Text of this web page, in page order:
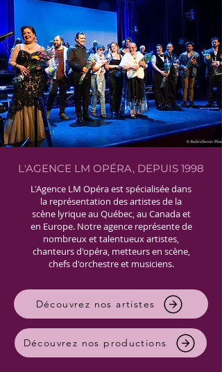
L'AGENCE LM OPÉRA, DEPUIS 1998
L'Agence LM Opéra est spécialisée dans
la représentation des artistes de la
scène lyrique au Québec, au Canada et
en Europe. Notre agence représente de
nombreux et talentueux artistes,
chanteurs d'opéra, metteurs en scène,
chefs d'orchestre et musiciens.
Découvrez nos artistes
Découvrez nos productions